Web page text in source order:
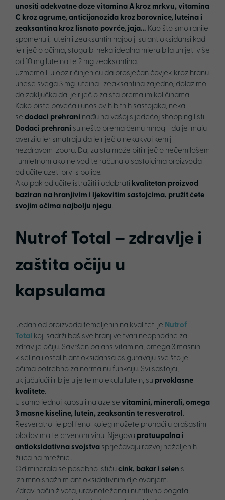
unositi adekvatne doze vitamina A kroz mrkvu, vitamina
C kroz agrume, anticijanozida kroz borovnice, luteina i
zeaksantina kroz lisnato povrće, jaja… Kao što smo ranije
spomenuli, lutein i zeaksantin najbolji su antioksidansi kad
je riječ o očima, stoga bi neka idealna mjera bila unijeti više
od 10 mg luteina te 2 mg zeaksantina.
Uzmemo li u obzir činjenicu da prosječan čovjek kroz hranu
unese svega 3 mg luteina i zeaksantina zajedno, dolazimo
do zaključka da je riječ o zaista premalim količinama.
Kako biste povećali unos ovih bitnih sastojaka, neka
se dodaci prehrani nađu na vašoj sljedećoj shopping listi.
Dodaci prehrani su nešto prema čemu mnogi i dalje imaju
averziju jer smatraju da je riječ o nekakvoj kemiji i
nezdravom izboru. Da, zaista može biti riječ o nečem lošem
i umjetnom ako ne vodite računa o sastojcima proizvoda i
odlučite uzeti prvi s police.
Ako pak odlučite istražiti i odabrati kvalitetan proizvod
baziran na hranjivim i ljekovitim sastojcima, pružit ćete
svojim očima najbolju njegu.
Nutrof Total – zdravlje i
zaštita očiju u
kapsulama
Jedan od proizvoda temeljenih na kvaliteti je Nutrof
Total
koji sadrži baš sve hranjive tvari neophodne za
zdravlje očiju. Savršen balans vitamina, omega 3 masnih
kiselina i ostalih antioksidansa osiguravaju sve što je
očima potrebno za normalnu funkciju. Svi sastojci,
uključujući i riblje ulje te molekulu lutein, su prvoklasne
kvalitete.
U samo jednoj kapsuli nalaze se vitamini, minerali, omega
3 masne kiseline, lutein, zeaksantin te resveratrol .
Resveratrol je polifenol kojeg možete pronaći u orašastim
plodovima te crvenom vinu. Njegova protuupalna i
antioksidativna svojstvasprječavaju razvoj neželjenih
žilica na mrežnici.
Od minerala se posebno ističu cink, bakar i selen s
iznimno snažnim antioksidativnim djelovanjem.
Zdrav način života, uravnotežena i nutritivno bogata